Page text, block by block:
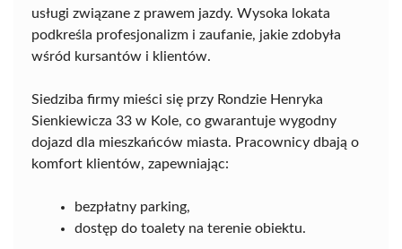
usługi związane z prawem jazdy. Wysoka lokata
podkreśla profesjonalizm i zaufanie, jakie zdobyła
wśród kursantów i klientów.
Siedziba firmy mieści się przy Rondzie Henryka
Sienkiewicza 33 w Kole, co gwarantuje wygodny
dojazd dla mieszkańców miasta. Pracownicy dbają o
komfort klientów, zapewniając:
bezpłatny parking,
dostęp do toalety na terenie obiektu.